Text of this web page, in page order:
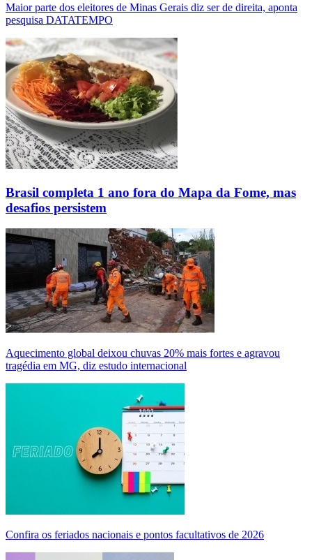
Maior parte dos eleitores de Minas Gerais diz ser de direita, aponta
pesquisa DATATEMPO
Brasil completa 1 ano fora do Mapa da Fome, mas
desafios persistem
Aquecimento global deixou chuvas 20% mais fortes e agravou
tragédia em MG, diz estudo internacional
Confira os feriados nacionais e pontos facultativos de 2026